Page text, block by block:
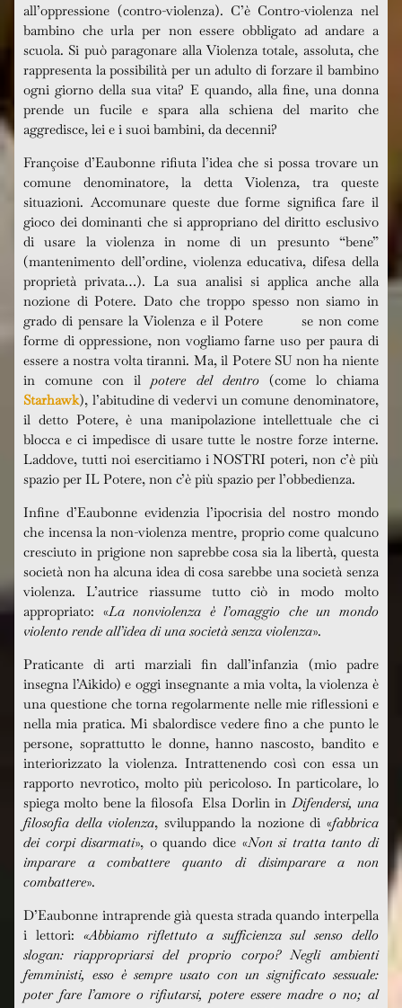
all’oppressione (contro-violenza). C’è Contro-violenza nel
bambino che urla per non essere obbligato ad andare a
scuola. Si può paragonare alla Violenza totale, assoluta, che
rappresenta la possibilità per un adulto di forzare il bambino
ogni giorno della sua vita? E quando, alla fine, una donna
prende un fucile e spara alla schiena del marito che
aggredisce, lei e i suoi bambini, da decenni?
Françoise d’Eaubonne rifiuta l’idea che si possa trovare un
comune denominatore, la detta Violenza, tra queste
situazioni. Accomunare queste due forme significa fare il
gioco dei dominanti che si appropriano del diritto esclusivo
di usare la violenza in nome di un presunto “bene”
(mantenimento dell’ordine, violenza educativa, difesa della
proprietà privata…). La sua analisi si applica anche alla
nozione di Potere. Dato che troppo spesso non siamo in
grado di pensare la Violenza e il Potere se non come
forme di oppressione, non vogliamo farne uso per paura di
essere a nostra volta tiranni. Ma, il Potere SU non ha niente
in comune con ilpotere del dentro(come lo chiama
Starhawk), l’abitudine di vedervi un comune denominatore,
il detto Potere, è una manipolazione intellettuale che ci
blocca e ci impedisce di usare tutte le nostre forze interne.
Laddove, tutti noi esercitiamo i NOSTRI poteri, non c’è più
spazio per IL Potere, non c’è più spazio per l’obbedienza.
Infine d’Eaubonne evidenzia l’ipocrisia del nostro mondo
che incensa la non-violenza mentre, proprio come qualcuno
cresciuto in prigione non saprebbe cosa sia la libertà, questa
società non ha alcuna idea di cosa sarebbe una società senza
violenza. L’autrice riassume tutto ciò in modo molto
appropriato: «La nonviolenza è l’omaggio che un mondo
violento rende all’idea di una società senza violenza».
Praticante di arti marziali fin dall’infanzia (mio padre
insegna l’Aikido) e oggi insegnante a mia volta, la violenza è
una questione che torna regolarmente nelle mie riflessioni e
nella mia pratica. Mi sbalordisce vedere fino a che punto le
persone, soprattutto le donne, hanno nascosto, bandito e
interiorizzato la violenza. Intrattenendo così con essa un
rapporto nevrotico, molto più pericoloso. In particolare, lo
spiega molto bene la filosofa Elsa Dorlin inDifendersi, una
filosofia della violenza, sviluppando la nozione di «fabbrica
dei corpi disarmati», o quando dice «Non si tratta tanto di
imparare a combattere quanto di disimparare a non
combattere».
D’Eaubonne intraprende già questa strada quando interpella
i lettori: «Abbiamo riflettuto a sufficienza sul senso dello
slogan: riappropriarsi del proprio corpo? Negli ambienti
femministi, esso è sempre usato con un significato sessuale:
poter fare l’amore o rifiutarsi, potere essere madre o no; al